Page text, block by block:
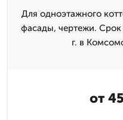
Для одноэтажного
фасады, чертежи. Срок
г. в
от